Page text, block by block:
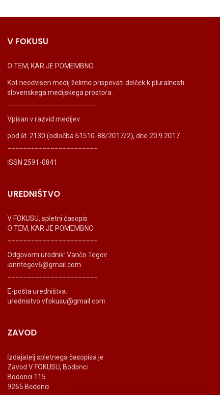
V FOKUSU
O TEM, KAR JE POMEMBNO.
Kot neodvisen medij želimo prispevati delček k pluralnosti
slovenskega medijskega prostora.
Vpisan v razvid medijev
pod št. 2130 (odločba 61510-88/2017/2), dne 20.9.2017.
ISSN 2591-0841
UREDNIŠTVO
V FOKUSU, spletni časopis
O TEM, KAR JE POMEMBNO
Odgovorni urednik: Vančo Tegov
ianntegov6@gmail.com
E-pošta uredništva:
urednistvo.vfokusu@gmail.com
ZAVOD
Izdajatelj spletnega časopisa je
Zavod V FOKUSU, Bodonci
Bodonci 115
9265 Bodonci